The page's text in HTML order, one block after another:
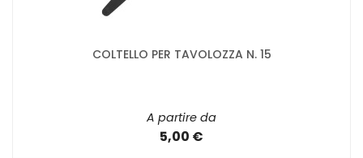
COLTELLO PER TAVOLOZZA N. 15
A partire da
5,00 €